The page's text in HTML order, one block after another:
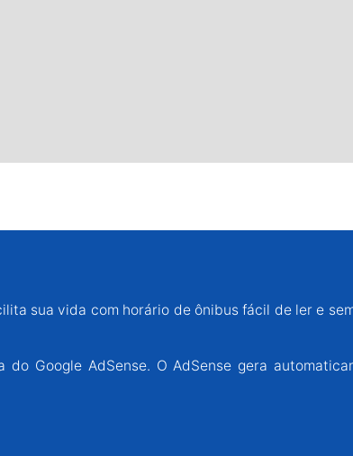
sua vida com horário de ônibus fácil de ler e
Google AdSense. O AdSense gera